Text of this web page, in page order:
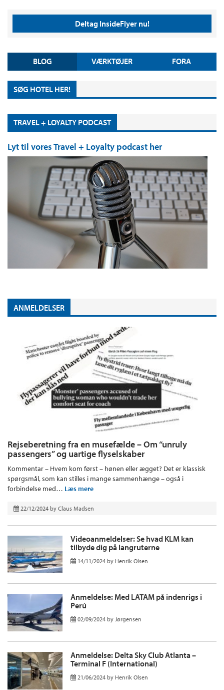
Deltag InsideFlyer nu!
BLOG VÆRKTØJER FORA
SØG HOTEL HER!
TRAVEL + LOYALTY PODCAST
Lyt til vores Travel + Loyalty podcast her
ANMELDELSER
Rejseberetning fra en musefælde – Om “unruly
passengers” og uartige flyselskaber
Kommentar – Hvem kom først – hønen eller ægget? Det er klassisk
spørgsmål, som kan stilles i mange sammenhænge – også i
forbindelse med… Læs mere
22/12/2024 by Claus Madsen
Videoanmeldelser: Se hvad KLM kan
tilbyde dig på langruterne
14/11/2024 by Henrik Olsen
Anmeldelse: Med LATAM på indenrigs i
Perú
02/09/2024 by Jørgensen
Anmeldelse: Delta Sky Club Atlanta –
Terminal F (International)
21/06/2024 by Henrik Olsen